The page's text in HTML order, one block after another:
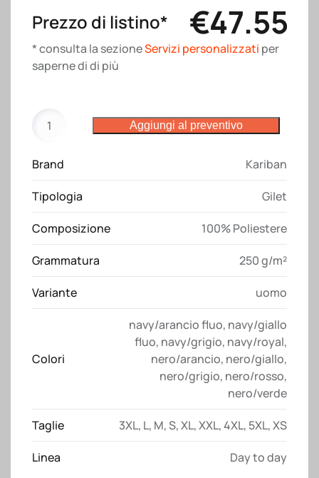
Prezzo di listino* €47.55
* consulta la sezioneServizi personalizzati per
saperne di di più
WK606
quantità
Aggiungi al preventivo
Brand Kariban
Tipologia Gilet
Composizione 100% Poliestere
Grammatura 250 g/m²
Variante uomo
Colori
navy/arancio fluo, navy/giallo
fluo, navy/grigio, navy/royal,
nero/arancio, nero/giallo,
nero/grigio, nero/rosso,
nero/verde
Taglie 3XL, L, M,S,XL,XXL,4XL, 5XL,XS
Linea Day to day